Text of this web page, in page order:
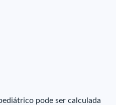
pode ser calculada